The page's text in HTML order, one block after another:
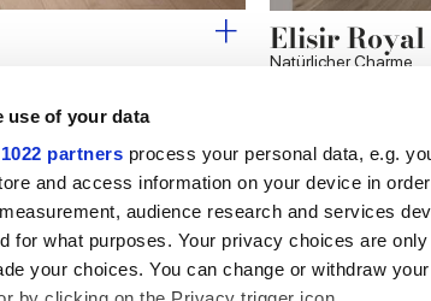
use of your data
partners process your personal data, e.g.
and access information on your device in
audience research and services
for what purposes. Your privacy choices are
your choices. You can change or withdraw
Elisir Royal
Natürlicher Charme
Nützliche Links
Mein Marca Corona
Kontaktieren Sie uns
Arbeiten Sie mit uns